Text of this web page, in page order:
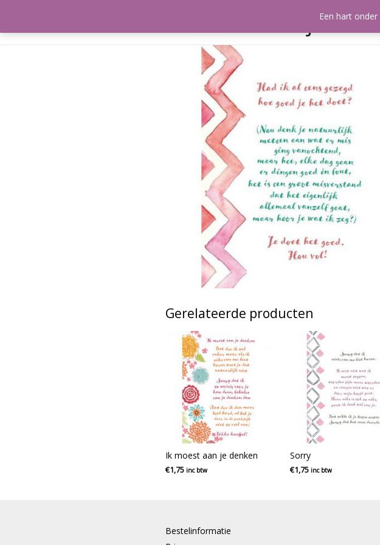
Een hart
Meeleefkaartjes
Gerelateerde producten
Ik moest aan je denken
€1,75 inc btw
Sorry
€1,75 inc btw
Bestelinformatie